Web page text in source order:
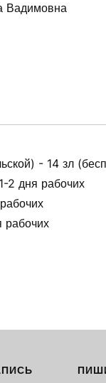
Вадимовна
- 14 зл
дня рабочих